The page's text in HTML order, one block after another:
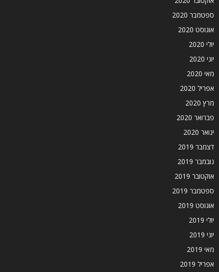
ספטמבר 2020
אוגוסט 2020
יולי 2020
יוני 2020
מאי 2020
אפריל 2020
מרץ 2020
פברואר 2020
ינואר 2020
דצמבר 2019
נובמבר 2019
אוקטובר 2019
ספטמבר 2019
אוגוסט 2019
יולי 2019
יוני 2019
מאי 2019
אפריל 2019